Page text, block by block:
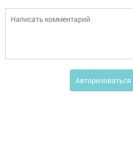
Авторизоваться